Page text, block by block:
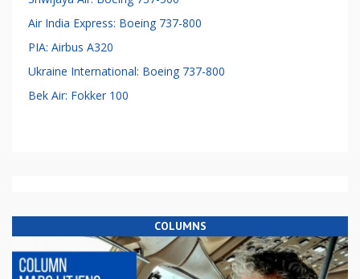
Air India Express: Boeing 737-800
PIA: Airbus A320
Ukraine International: Boeing 737-800
Bek Air: Fokker 100
COLUMNS